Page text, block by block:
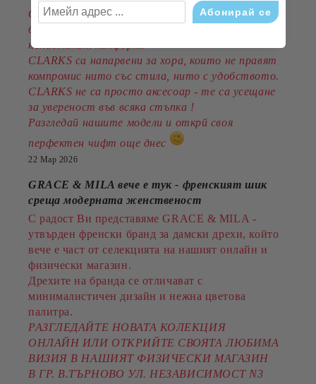
Открийте обувките, които съчетават
британска класика, съвременен дизайн и
ненадминат комфорт.
CLARKS са напарвени за хора, които не правят
компромис нито със стила, нито с удобството.
CLARKS не са просто аксесоар - те са усещане
за увереност във всяка стъпка !
Разгледай нашите модели и открй своя
перфектен чифт още днес
22 Мар 2026
GRACE & MILA вече е тук - френският шик
среща модерната женственост
С радост Ви представяме GRACE & MILA -
утвърден френски бранд за дамски дрехи, който
вече е част от селекцията на нашият онлайн и
физически магазин.
Дрехите на бранда се отличават с
минималистичен дизайн и нежна цветова
палитра.
РАЗГЛЕДАЙТЕ НОВАТА КОЛЕКЦИЯ
ОНЛАЙН ИЛИ ОТКРИЙТЕ СВОЯТА ЛЮБИМА
ВИЗИЯ В НАШИЯТ ФИЗИЧЕСКИ МАГАЗИН
В ГР. В.ТЪРНОВО УЛ. НЕЗАВИСИМОСТ N3